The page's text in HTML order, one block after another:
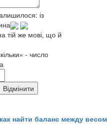
із
тій же мові, що й
- число
найти баланс между весом